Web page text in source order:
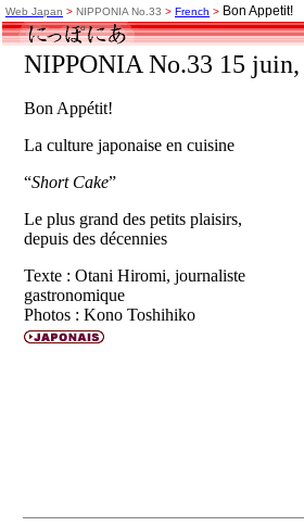
Web Japan > NIPPONIA No.33 > French > Bon Appetit!
NIPPONIA No.33 15 juin,
Bon Appétit!
La culture japonaise en cuisine
“Short Cake”
Le plus grand des petits plaisirs,
depuis des décennies
Texte : Otani Hiromi, journaliste
gastronomique
Photos : Kono Toshihiko